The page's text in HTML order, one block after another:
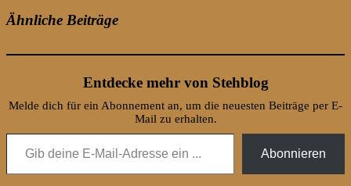
Ähnliche Beiträge
Entdecke mehr von Stehblog
Melde dich für ein Abonnement an, um die neuesten Beiträge per E-
Mail zu erhalten.
Gib deine E-Mail-Adresse ein ...
Abonnieren